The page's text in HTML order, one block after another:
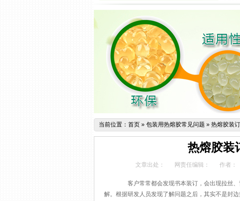
当前位置： 首页 » 包装用热熔胶常见问题 » 热熔胶装
热熔胶装
文章出处： 网责任编辑： 作者：
客户常常都会发现书本装订，会出现拉丝、
解。根据研发人员发现了解问题之后，其实不是封